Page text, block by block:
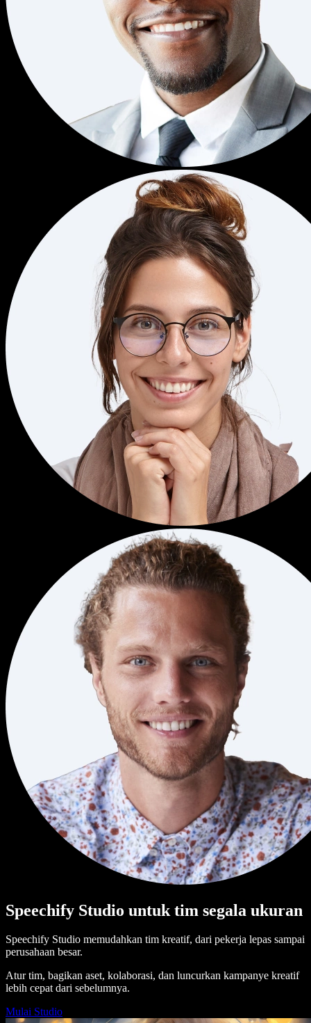
Speechify Studio untuk tim segala ukuran
Speechify Studio memudahkan tim kreatif, dari pekerja lepas sampai
perusahaan besar.
Atur tim, bagikan aset, kolaborasi, dan luncurkan kampanye kreatif
lebih cepat dari sebelumnya.
Mulai Studio